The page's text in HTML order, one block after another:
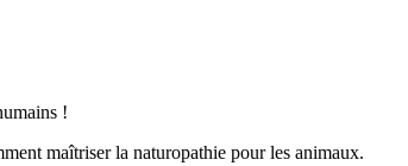
!
maîtriser la naturopathie pour les animaux.